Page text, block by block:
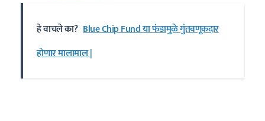
हे वाचले का? Blue Chip Fund या फंडामुळे गुंतवणूकदार
होणार मालामाल |